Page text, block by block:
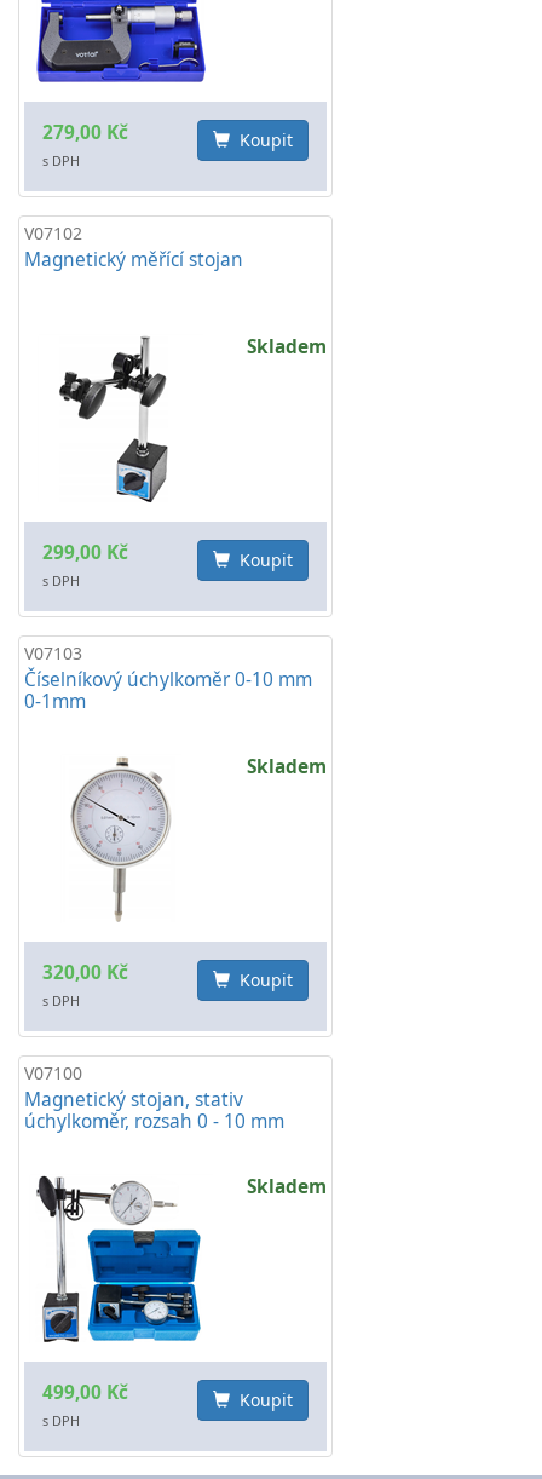
279,00 Kč
s DPH
Koupit
V07102
Magnetický měřící stojan
Skladem
299,00 Kč
s DPH
Koupit
V07103
Číselníkový úchylkoměr 0-10 mm
0-1mm
Skladem
320,00 Kč
s DPH
Koupit
V07100
Magnetický stojan, stativ
úchylkoměr, rozsah 0 - 10 mm
Skladem
499,00 Kč
s DPH
Koupit